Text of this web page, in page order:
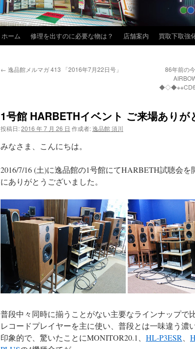
ホーム 修理を出すのに必要な物は？ 店舗案内 買取下取強
← 逸品館メルマガ 413 「2016年7月22日号」
86年前の
1号館 HARBETHイベント ご来場あり
投稿日:2016 年 7 月 26 日 作成者:逸品館 須川
みなさま、こんにちは。
2016/7/16 (土)に逸品館の1号館にてHARBETH試聴会
にありがとうございました。
普段中々同時に揃うことがない主要なラインナップで
レコードプレイヤーを主に使い、普段とは一味違う濃
印象的で、驚いたことにMONITOR20.1、 HL-P3ESR